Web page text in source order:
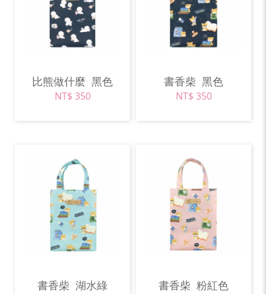
比熊做什麼 黑色
NT$ 350
書香柴 黑色
NT$ 350
書香柴 湖水綠 書香柴 粉紅色